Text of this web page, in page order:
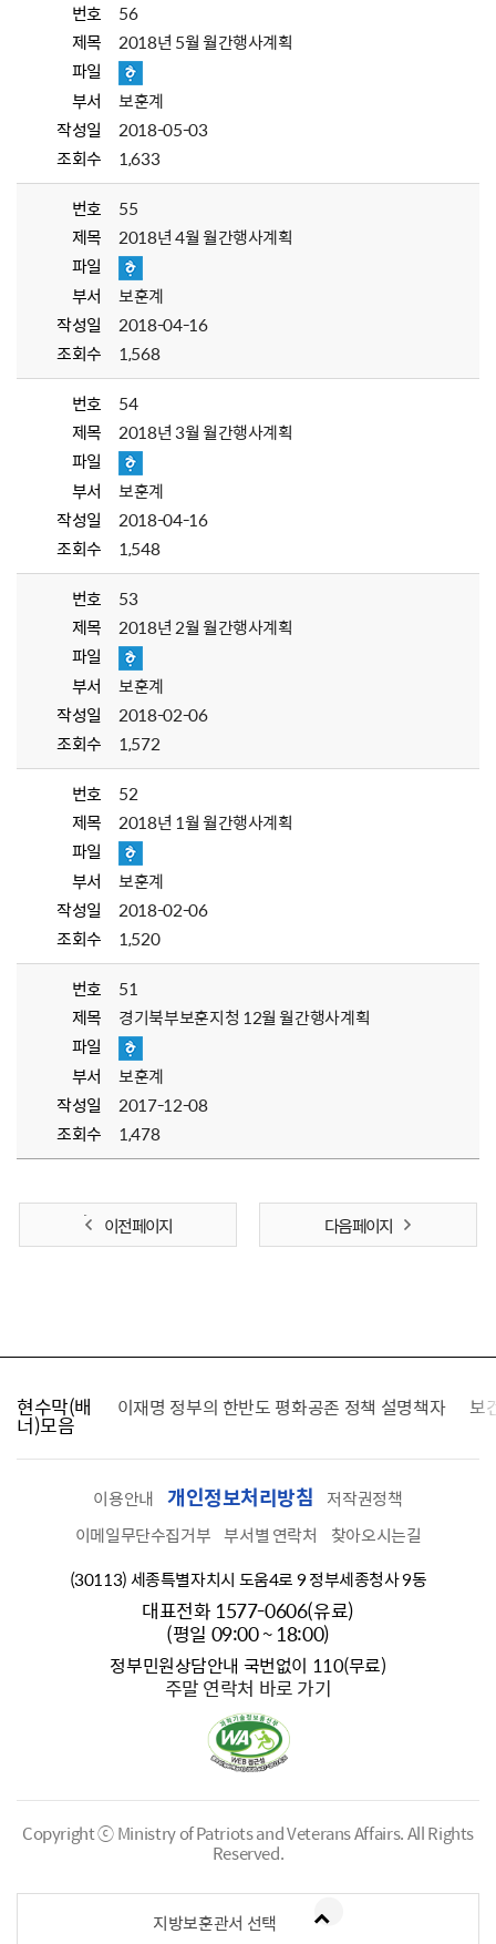
번호
56
제목
2018년 5월 월간행사계획
파일
부서
보훈계
작성일
2018-05-03
조회수
1,633
번호
55
제목
2018년 4월 월간행사계획
파일
부서
보훈계
작성일
2018-04-16
조회수
1,568
번호
54
제목
2018년 3월 월간행사계획
파일
부서
보훈계
작성일
2018-04-16
조회수
1,548
번호
53
제목
2018년 2월 월간행사계획
파일
부서
보훈계
작성일
2018-02-06
조회수
1,572
번호
52
제목
2018년 1월 월간행사계획
파일
부서
보훈계
작성일
2018-02-06
조회수
1,520
번호
51
제목
경기북부보훈지청 12월 월간행사계획
파일
부서
보훈계
작성일
2017-12-08
조회수
1,478
이전 페이지 다음 페이지
현수막(배
너)모음
찾습니다 이재명 정부의 한반도 평화공존 정책 설명책자 보
이용안내 개인정보처리방침
저작권정책
이메일무단수집거부 부서별 연락처
찾아오시는길
(30113) 세종특별자치시 도움4로 9 정부세종청사 9동
대표전화 1577-0606(유료)
(평일 09:00 ~ 18:00)
정부민원상담안내 국번없이 110(무료)
주말 연락처 바로 가기
Copyright ⓒ Ministry of Patriots and Veterans Affairs.All Rights
Reserved.
지방보훈관서 선택